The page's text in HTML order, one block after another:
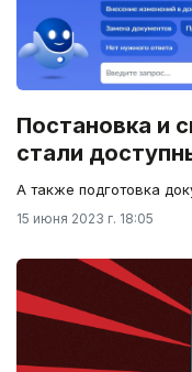
Постановка и
стали
А также подготовка
15 июня 2023 г. 18:05